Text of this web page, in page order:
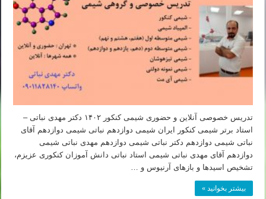
تدریس خصوصی آنلاین و حضوری شیمی کنکور ۱۴۰۲ دکتر مهدی نباتی –
استاد برتر شیمی کنکور ایران شیمی دوازدهم نباتی شیمی دوازدهم آقای
نباتی شیمی دوازدهم دکتر نباتی شیمی دوازدهم مهدی نباتی شیمی
دوازدهم آقای مهدی نباتی شیمی استاد نباتی دانش آموزان کنکوری عزیزم،
تشخیص اسیدها و بازهای آرنیوس و …
بیشتر بخوانید »